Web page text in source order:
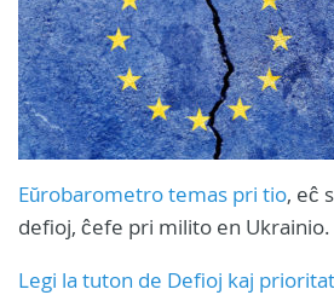
Eŭrobarometro temas pri tio, eĉ
defioj, ĉefe pri milito en Ukrainio.
Legi la tuton de Defioj kaj